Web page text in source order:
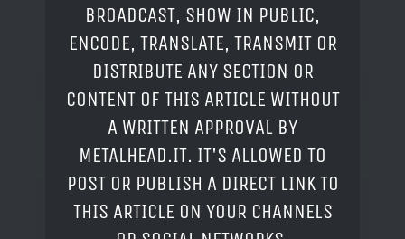
BROADCAST, SHOW IN PUBLIC,
ENCODE, TRANSLATE, TRANSMIT OR
DISTRIBUTE ANY SECTION OR
CONTENT OF THIS ARTICLE WITHOUT
A WRITTEN APPROVAL BY
METALHEAD.IT. IT'S ALLOWED TO
POST OR PUBLISH A DIRECT LINK TO
THIS ARTICLE ON YOUR CHANNELS